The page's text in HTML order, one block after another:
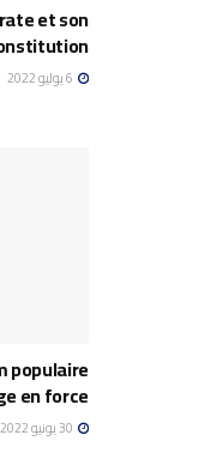
et son
populaire
en force ?